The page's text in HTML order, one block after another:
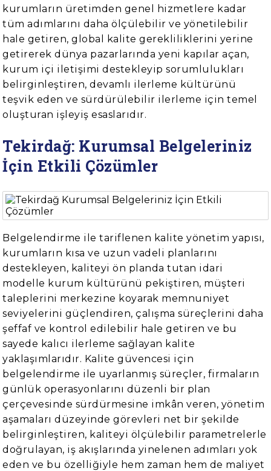
kurumların üretimden genel hizmetlere kadar
tüm adımlarını daha ölçülebilir ve yönetilebilir
hale getiren, global kalite gerekliliklerini yerine
getirerek dünya pazarlarında yeni kapılar açan,
kurum içi iletişimi destekleyip sorumlulukları
belirginleştiren, devamlı ilerleme kültürünü
teşvik eden ve sürdürülebilir ilerleme için temel
oluşturan işleyiş esaslarıdır.
Tekirdağ: Kurumsal Belgeleriniz
İçin Etkili Çözümler
Belgelendirme ile tariflenen kalite yönetim yapısı,
kurumların kısa ve uzun vadeli planlarını
destekleyen, kaliteyi ön planda tutan idari
modelle kurum kültürünü pekiştiren, müşteri
taleplerini merkezine koyarak memnuniyet
seviyelerini güçlendiren, çalışma süreçlerini daha
şeffaf ve kontrol edilebilir hale getiren ve bu
sayede kalıcı ilerleme sağlayan kalite
yaklaşımlarıdır. Kalite güvencesi için
belgelendirme ile uyarlanmış süreçler, firmaların
günlük operasyonlarını düzenli bir plan
çerçevesinde sürdürmesine imkân veren, yönetim
aşamaları düzeyinde görevleri net bir şekilde
belirginleştiren, kaliteyi ölçülebilir parametrelerle
doğrulayan, iş akışlarında yinelenen adımları yok
eden ve bu özelliğiyle hem zaman hem de maliyet